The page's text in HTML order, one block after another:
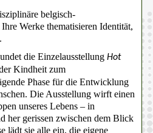
belgisch-
Werke thematisieren Identität,
die Einzelausstellung Hot
Kindheit zum
Phase für die Entwicklung
Die Ausstellung wirft einen
unseres Lebens – in
her gerissen zwischen dem Blick
lädt sie alle ein, die eigene